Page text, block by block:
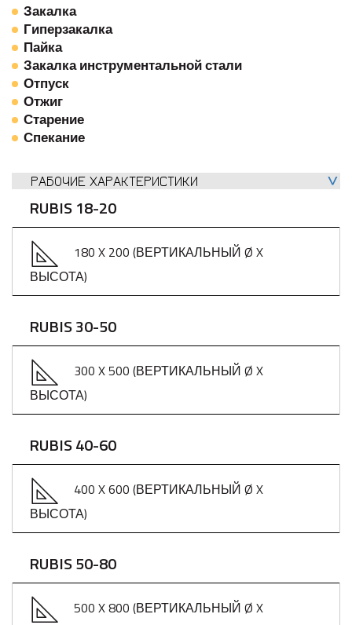
Закалка
Гиперзакалка
Пайка
Закалка инструментальной стали
Отпуск
Отжиг
Старение
Спекание
РАБОЧИЕ ХАРАКТЕРИСТИКИ
RUBIS 18-20
180 X 200 (ВЕРТИКАЛЬНЫЙ Ø X
ВЫСОТА)
RUBIS 30-50
300 X 500 (ВЕРТИКАЛЬНЫЙ Ø X
ВЫСОТА)
RUBIS 40-60
400 X 600 (ВЕРТИКАЛЬНЫЙ Ø X
ВЫСОТА)
RUBIS 50-80
500 X 800 (ВЕРТИКАЛЬНЫЙ Ø X